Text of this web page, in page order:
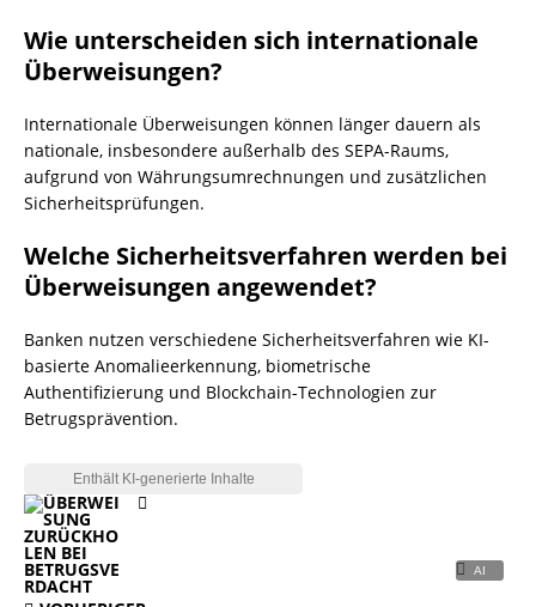
Wie unterscheiden sich internationale
Überweisungen?
Internationale Überweisungen können länger dauern als
nationale, insbesondere außerhalb des SEPA-Raums,
aufgrund von Währungsumrechnungen und zusätzlichen
Sicherheitsprüfungen.
Welche Sicherheitsverfahren werden bei
Überweisungen angewendet?
Banken nutzen verschiedene Sicherheitsverfahren wie KI-
basierte Anomalieerkennung, biometrische
Authentifizierung und Blockchain-Technologien zur
Betrugsprävention.